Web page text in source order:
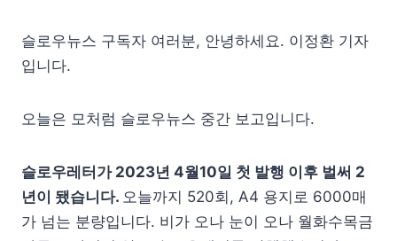
슬로우뉴스 구독자 여러분, 안녕하세요. 이정환 기자
입니다.
오늘은 모처럼 슬로우뉴스 중간 보고입니다.
슬로우레터가 2023년 4월10일 첫 발행 이후 벌써 2
년이 됐습니다. 오늘까지 520회, A4 용지로 6000매
가 넘는 분량입니다. 비가 오나 눈이 오나 월화수목금